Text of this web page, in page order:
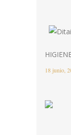
18 junio,